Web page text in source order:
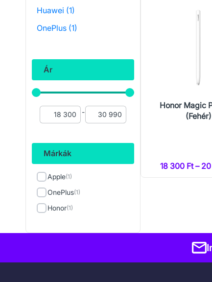
Huawei (1)
OnePlus (1)
Ár
-
Márkák
Apple(1)
OnePlus(1)
Honor(1)
Honor Magic
(Fehér)
18 300 Ft –